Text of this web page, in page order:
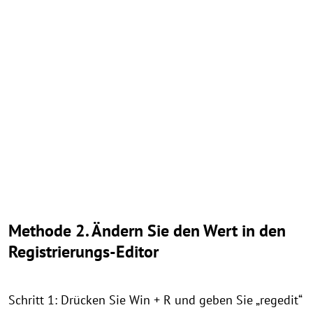
Methode 2. Ändern Sie den Wert in den
Registrierungs-Editor
Schritt 1: Drücken Sie Win + R und geben Sie „regedit“